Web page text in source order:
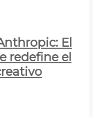
El
redefine el